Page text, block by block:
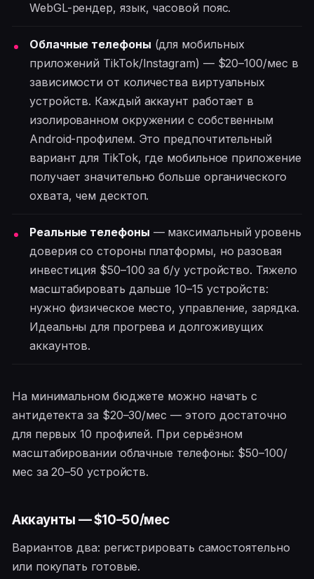
WebGL-рендер, язык, часовой пояс.
Облачные телефоны (для мобильных
приложений TikTok/Instagram) — $20–100/мес в
зависимости от количества виртуальных
устройств. Каждый аккаунт работает в
изолированном окружении с собственным
Android-профилем. Это предпочтительный
вариант для TikTok, где мобильное приложение
получает значительно больше органического
охвата, чем десктоп.
Реальные телефоны — максимальный уровень
доверия со стороны платформы, но разовая
инвестиция $50–100 за б/у устройство. Тяжело
масштабировать дальше 10–15 устройств:
нужно физическое место, управление, зарядка.
Идеальны для прогрева и долгоживущих
аккаунтов.
На минимальном бюджете можно начать с
антидетекта за $20–30/мес — этого достаточно
для первых 10 профилей. При серьёзном
масштабировании облачные телефоны: $50–100/
мес за 20–50 устройств.
Аккаунты — $10–50/мес
Вариантов два: регистрировать самостоятельно
или покупать готовые.